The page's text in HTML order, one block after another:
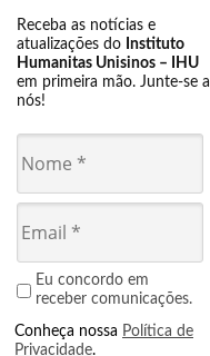
Receba as notícias e
atualizações do Instituto
Humanitas Unisinos – IHU
em primeira mão. Junte-se a
nós!
Eu concordo em
receber comunicações.
Conheça nossa Política de
Privacidade.